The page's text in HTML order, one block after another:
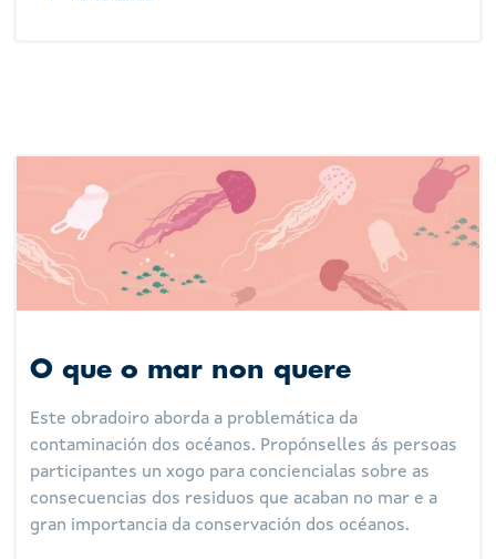
O que o mar non quere
Este obradoiro aborda a problemática da
contaminación dos océanos. Propónselles ás persoas
participantes un xogo para conciencialas sobre as
consecuencias dos residuos que acaban no mar e a
gran importancia da conservación dos océanos.